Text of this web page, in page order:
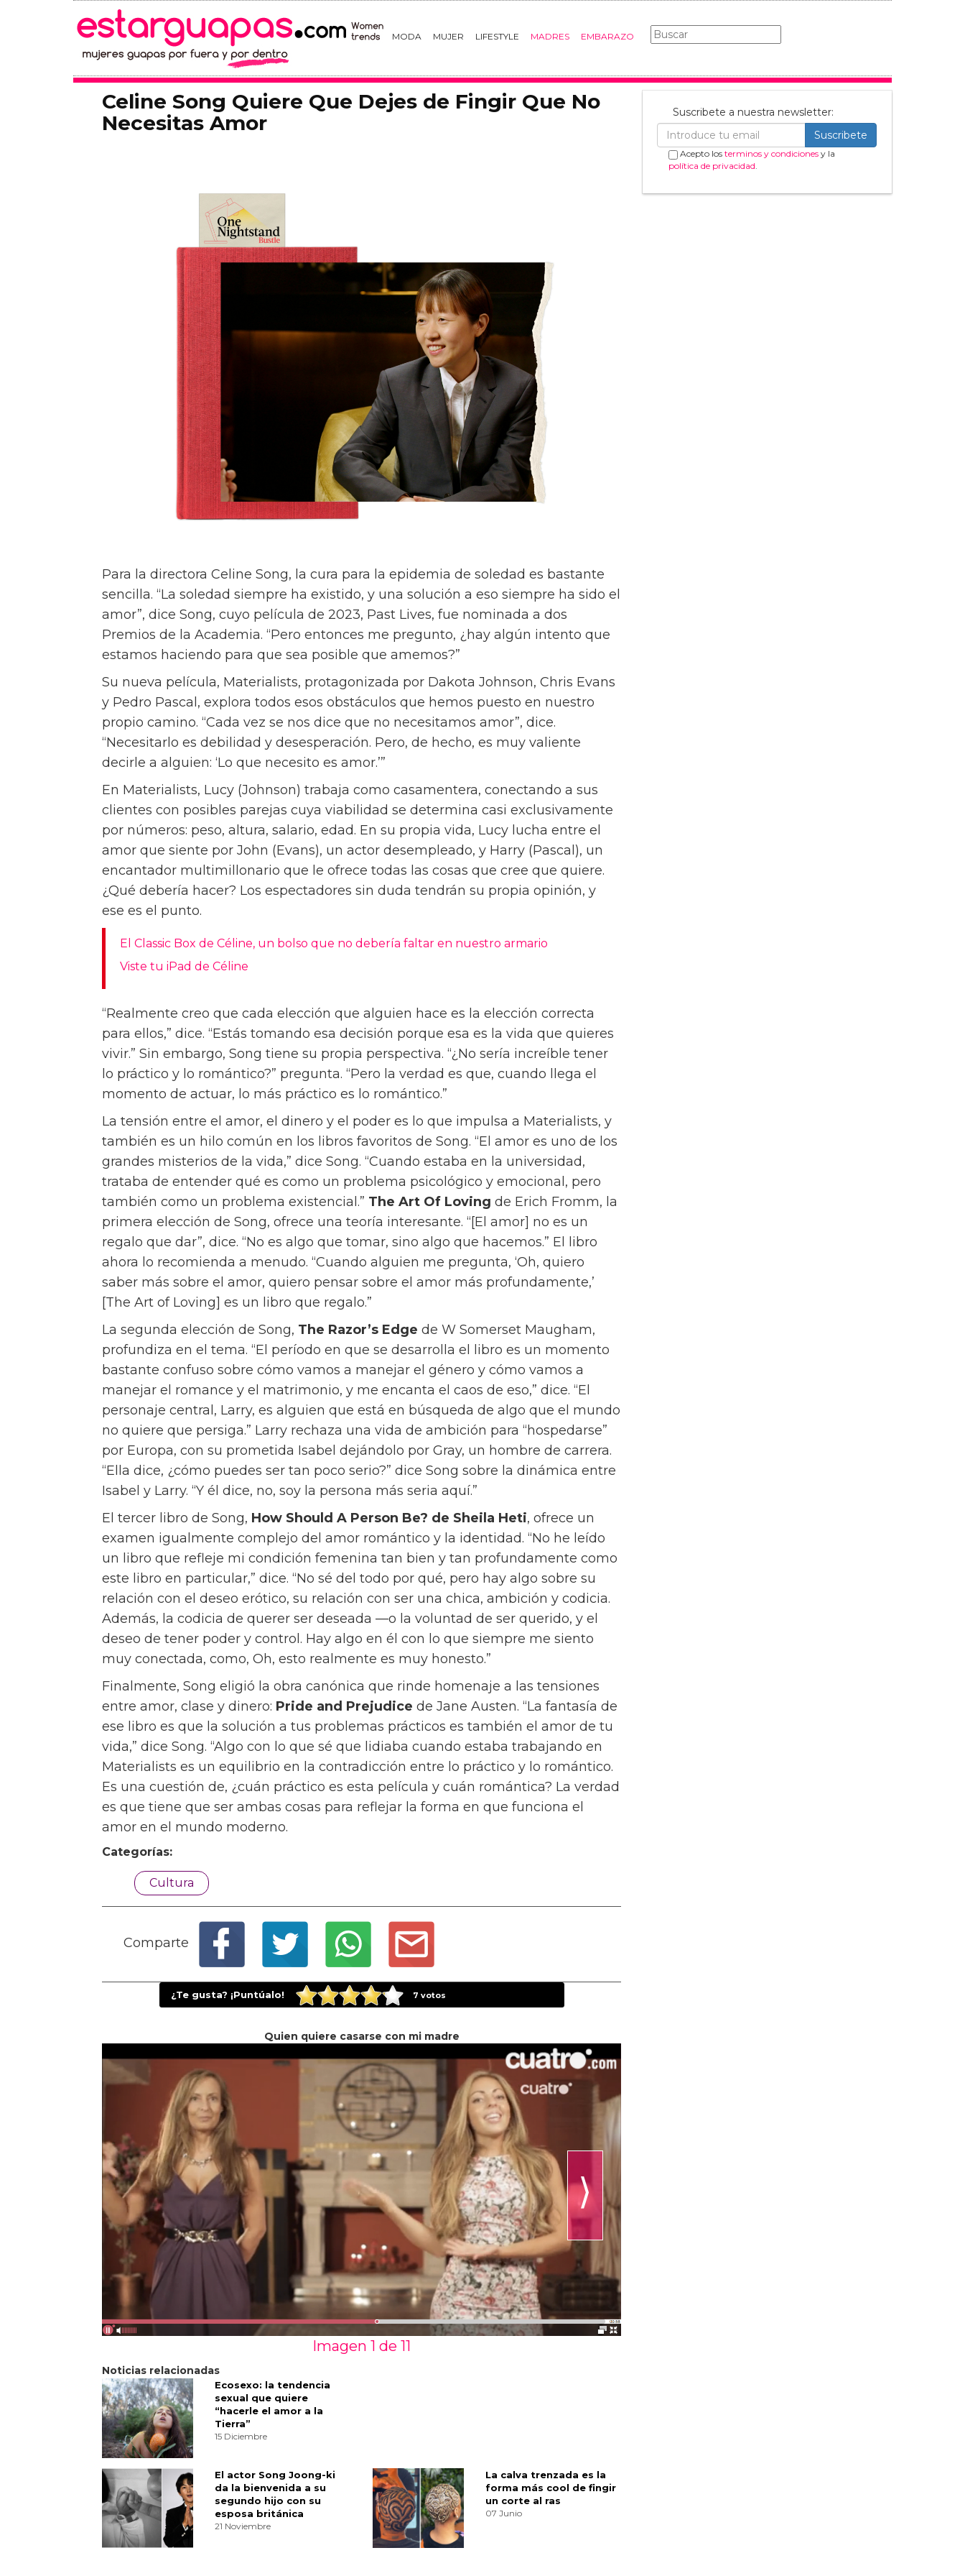
MODA MUJER LIFESTYLE MADRES EMBARAZO
Celine Song Quiere Que Dejes de Fingir Que No
Necesitas Amor
Para la directora Celine Song, la cura para la epidemia de soledad es bastante
sencilla. “La soledad siempre ha existido, y una solución a eso siempre ha sido el
amor”, dice Song, cuyo película de 2023, Past Lives, fue nominada a dos
Premios de la Academia. “Pero entonces me pregunto, ¿hay algún intento que
estamos haciendo para que sea posible que amemos?”
Su nueva película, Materialists, protagonizada por Dakota Johnson, Chris Evans
y Pedro Pascal, explora todos esos obstáculos que hemos puesto en nuestro
propio camino. “Cada vez se nos dice que no necesitamos amor”, dice.
“Necesitarlo es debilidad y desesperación. Pero, de hecho, es muy valiente
decirle a alguien: ‘Lo que necesito es amor.’”
En Materialists, Lucy (Johnson) trabaja como casamentera, conectando a sus
clientes con posibles parejas cuya viabilidad se determina casi exclusivamente
por números: peso, altura, salario, edad. En su propia vida, Lucy lucha entre el
amor que siente por John (Evans), un actor desempleado, y Harry (Pascal), un
encantador multimillonario que le ofrece todas las cosas que cree que quiere.
¿Qué debería hacer? Los espectadores sin duda tendrán su propia opinión, y
ese es el punto.
El Classic Box de Céline, un bolso que no debería faltar en nuestro armario
Viste tu iPad de Céline
“Realmente creo que cada elección que alguien hace es la elección correcta
para ellos,” dice. “Estás tomando esa decisión porque esa es la vida que quieres
vivir.” Sin embargo, Song tiene su propia perspectiva. “¿No sería increíble tener
lo práctico y lo romántico?” pregunta. “Pero la verdad es que, cuando llega el
momento de actuar, lo más práctico es lo romántico.”
La tensión entre el amor, el dinero y el poder es lo que impulsa a Materialists, y
también es un hilo común en los libros favoritos de Song. “El amor es uno de los
grandes misterios de la vida,” dice Song. “Cuando estaba en la universidad,
trataba de entender qué es como un problema psicológico y emocional, pero
también como un problema existencial.” The Art Of Loving de Erich Fromm, la
primera elección de Song, ofrece una teoría interesante. “[El amor] no es un
regalo que dar”, dice. “No es algo que tomar, sino algo que hacemos.” El libro
ahora lo recomienda a menudo. “Cuando alguien me pregunta, ‘Oh, quiero
saber más sobre el amor, quiero pensar sobre el amor más profundamente,’
[The Art of Loving] es un libro que regalo.”
La segunda elección de Song, The Razor’s Edge de W Somerset Maugham,
profundiza en el tema. “El período en que se desarrolla el libro es un momento
bastante confuso sobre cómo vamos a manejar el género y cómo vamos a
manejar el romance y el matrimonio, y me encanta el caos de eso,” dice. “El
personaje central, Larry, es alguien que está en búsqueda de algo que el mundo
no quiere que persiga.” Larry rechaza una vida de ambición para “hospedarse”
por Europa, con su prometida Isabel dejándolo por Gray, un hombre de carrera.
“Ella dice, ¿cómo puedes ser tan poco serio?” dice Song sobre la dinámica entre
Isabel y Larry. “Y él dice, no, soy la persona más seria aquí.”
El tercer libro de Song, How Should A Person Be? de Sheila Heti, ofrece un
examen igualmente complejo del amor romántico y la identidad. “No he leído
un libro que refleje mi condición femenina tan bien y tan profundamente como
este libro en particular,” dice. “No sé del todo por qué, pero hay algo sobre su
relación con el deseo erótico, su relación con ser una chica, ambición y codicia.
Además, la codicia de querer ser deseada —o la voluntad de ser querido, y el
deseo de tener poder y control. Hay algo en él con lo que siempre me siento
muy conectada, como, Oh, esto realmente es muy honesto.”
Finalmente, Song eligió la obra canónica que rinde homenaje a las tensiones
entre amor, clase y dinero: Pride and Prejudice de Jane Austen. “La fantasía de
ese libro es que la solución a tus problemas prácticos es también el amor de tu
vida,” dice Song. “Algo con lo que sé que lidiaba cuando estaba trabajando en
Materialists es un equilibrio en la contradicción entre lo práctico y lo romántico.
Es una cuestión de, ¿cuán práctico es esta película y cuán romántica? La verdad
es que tiene que ser ambas cosas para reflejar la forma en que funciona el
amor en el mundo moderno.
Categorías:
Cultura
Comparte
¿Te gusta? ¡Puntúalo! 7 votos
Quien quiere casarse con mi madre
⟩
Imagen 1 de11
Noticias relacionadas
Ecosexo: la tendencia
sexual que quiere
“hacerle el amor a la
Tierra”
15 Diciembre
El actor Song Joong-ki
da la bienvenida a su
segundo hijo con su
esposa británica
21 Noviembre
La calva trenzada es la
forma más cool de fingir
un corte al ras
07 Junio
Suscribete a nuestra newsletter:
Suscribete
Acepto los terminos y condicionesy la
política de privacidad.